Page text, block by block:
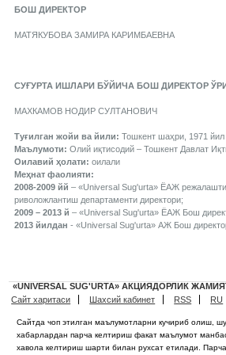
БОШ ДИРЕКТОР
МАТЯКУБОВА ЗАМИРА КАРИМБАЕВНА
СУҒУРТА ИШЛАРИ БЎЙИЧА БОШ ДИРЕКТОР
МАХКАМОВ НОДИР СУЛТАНОВИЧ
Туғилган жойи ва йили: Тошкент шаҳри, 1971 йил
Маълумоти: Олий иқтисодий – Тошкент Давлат
Оилавий ҳолати: оилали
Меҳнат фаолияти:
2008-2009 йй – «Universal Sug'urta» ЁАЖ
риволожлантиш департаменти директори;
2009 – 2013 й – «Universal Sug'urta» ЁАЖ Бош
2013 йилдан - «Universal Sug'urta» АЖ Бош
«UNIVERSAL SUG'URTA» АКЦИЯДОРЛИК
Сайт харитаси
Шахсий кабинет RSS RU
Сайтда чоп этилган маълумотларни кучириб олиш,
хабарлардан парча келтириш факат маълумот
хавола келтириш шарти билан рухсат етилади.